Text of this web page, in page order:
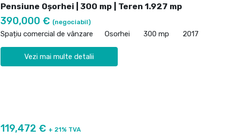
Pensiune Oșorhei | 300 mp | Teren 1.927 mp
390,000 € (negociabil)
Spațiu comercial de vânzare Osorhei 300 mp 2017
Vezi mai multe detalii
119,472 € + 21% TVA